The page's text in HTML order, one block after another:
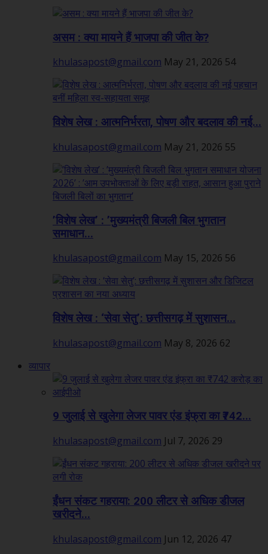
असम : क्या मायने हैं भाजपा की जीत के?
khulasapost@gmail.com May 21, 2026 54
विशेष लेख : आत्मनिर्भरता, पोषण और बदलाव की नई...
khulasapost@gmail.com May 21, 2026 55
’विशेष लेख’ : ’मुख्यमंत्री बिजली बिल भुगतान
समाधान...
khulasapost@gmail.com May 15, 2026 56
विशेष लेख : ‘सेवा सेतु’: छत्तीसगढ़ में सुशासन...
khulasapost@gmail.com May 8, 2026 62
व्यापार
9 जुलाई से खुलेगा लेजर पावर एंड इंफ्रा का ₹742...
khulasapost@gmail.com Jul 7, 2026 29
ईंधन संकट गहराया: 200 लीटर से अधिक डीजल
खरीदने...
khulasapost@gmail.com Jun 12, 2026 47